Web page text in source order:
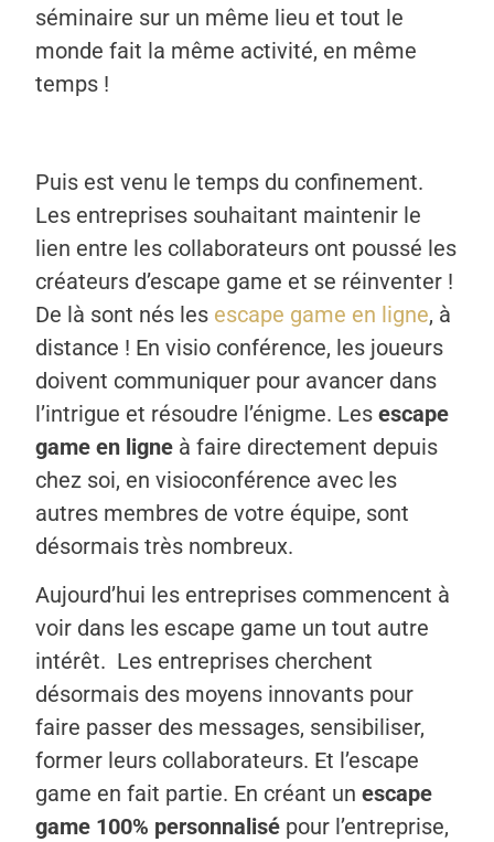
séminaire sur un même lieu et tout le
monde fait la même activité, en même
temps !
Puis est venu le temps du confinement.
Les entreprises souhaitant maintenir le
lien entre les collaborateurs ont poussé les
créateurs d’escape game et se réinventer !
De là sont nés les escape game en ligne, à
distance ! En visio conférence, les joueurs
doivent communiquer pour avancer dans
l’intrigue et résoudre l’énigme. Lesescape
game en ligne à faire directement depuis
chez soi, en visioconférence avec les
autres membres de votre équipe, sont
désormais très nombreux.
Aujourd’hui les entreprises commencent à
voir dans les escape game un tout autre
intérêt. Les entreprises cherchent
désormais des moyens innovants pour
faire passer des messages, sensibiliser,
former leurs collaborateurs. Et l’escape
game en fait partie. En créant unescape
game 100% personnalisé pour l’entreprise,